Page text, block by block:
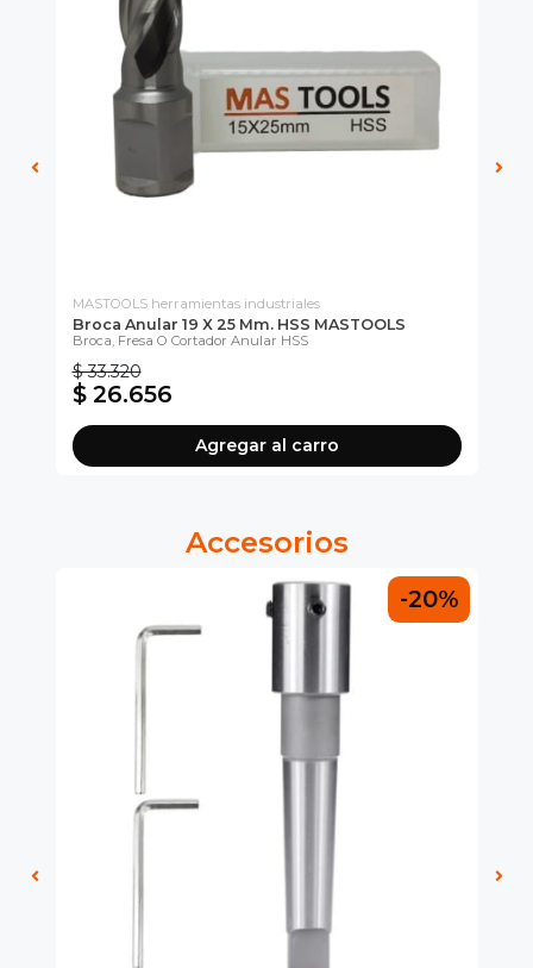
MASTOOLS herramientas industriales
Broca Anular 19 X 25 Mm. HSS MASTOOLS
Broca, Fresa O Cortador Anular HSS
$ 33.320
$ 26.656
Agregar al carro
Accesorios
-20%